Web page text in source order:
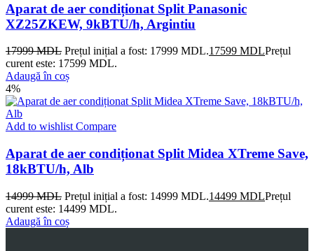
Aparat de aer condiționat Split Panasonic
XZ25ZKEW, 9kBTU/h, Argintiu
17999MDL Prețul inițial a fost: 17999 MDL.17599 MDLPrețul
curent este: 17599 MDL.
Adaugă în coș
4%
Add to wishlist Compare
Aparat de aer condiționat Split Midea XTreme Save,
18kBTU/h, Alb
14999MDL Prețul inițial a fost: 14999 MDL.14499 MDLPrețul
curent este: 14499 MDL.
Adaugă în coș